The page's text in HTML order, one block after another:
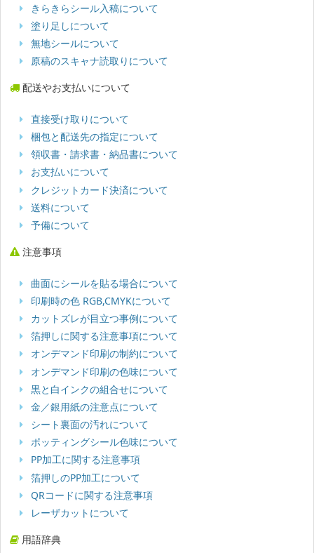
きらきらシール入稿について
塗り足しについて
無地シールについて
原稿のスキャナ読取りについて
配送やお支払いについて
直接受け取りについて
梱包と配送先の指定について
領収書・請求書・納品書について
お支払いについて
クレジットカード決済について
送料について
予備について
注意事項
曲面にシールを貼る場合について
印刷時の色 RGB,CMYKについて
カットズレが目立つ事例について
箔押しに関する注意事項について
オンデマンド印刷の制約について
オンデマンド印刷の色味について
黒と白インクの組合せについて
金／銀用紙の注意点について
シート裏面の汚れについて
ポッティングシール色味について
PP加工に関する注意事項
箔押しのPP加工について
QRコードに関する注意事項
レーザカットについて
用語辞典